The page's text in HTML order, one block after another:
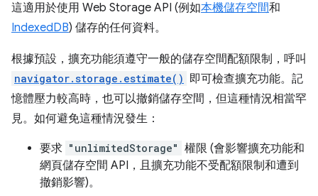
這適用於使用 Web Storage API (例如本機儲存空間和
IndexedDB) 儲存的任何資料。
根據預設，擴充功能須遵守一般的儲存空間配額限制，呼叫
navigator.storage.estimate() 即可檢查擴充功能。記
憶體壓力較高時，也可以撤銷儲存空間，但這種情況相當罕
見。如何避免這種情況發生：
要求 "unlimitedStorage" 權限 (會影響擴充功能和
網頁儲存空間 API，且擴充功能不受配額限制和遭到
撤銷影響)。